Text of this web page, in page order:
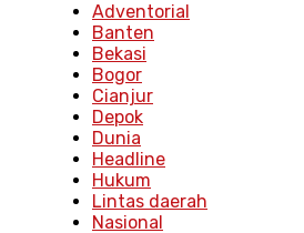
Adventorial
Banten
Bekasi
Bogor
Cianjur
Depok
Dunia
Headline
Hukum
Lintas daerah
Nasional